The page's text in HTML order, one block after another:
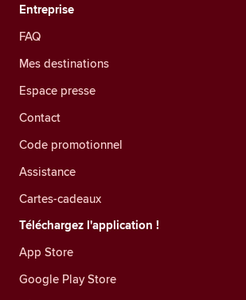
Entreprise
FAQ
Mes destinations
Espace presse
Contact
Code promotionnel
Assistance
Cartes-cadeaux
Téléchargez l'application !
App Store
Google Play Store